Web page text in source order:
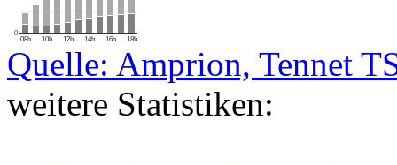
08h 10h 12h 14h 16h 18h
0
Quelle: Amprion, Tennet
weitere Statistiken: